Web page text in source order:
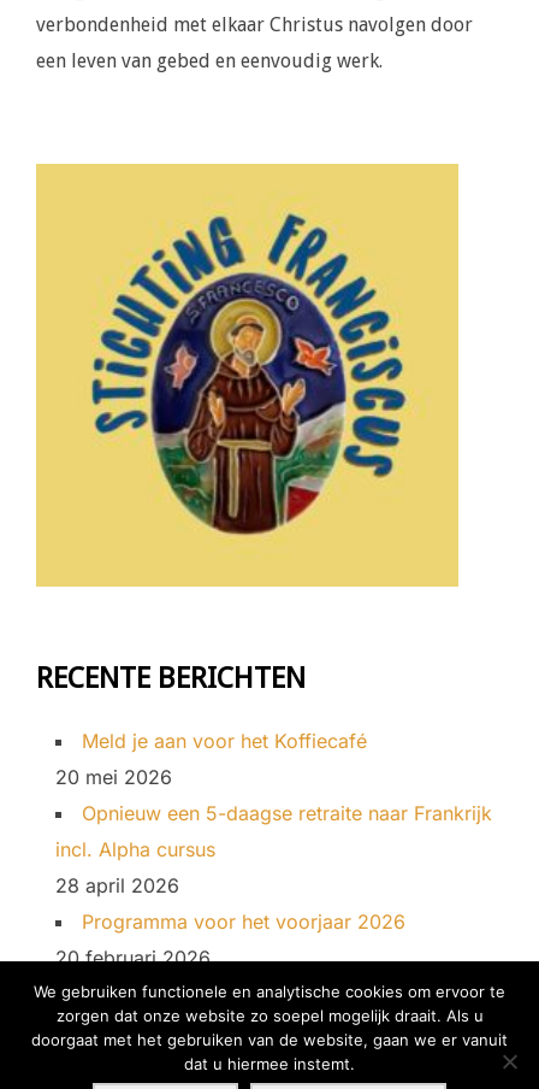
verbondenheid met elkaar Christus navolgen door
een leven van gebed en eenvoudig werk.
RECENTE BERICHTEN
Meld je aan voor het Koffiecafé
20 mei 2026
Opnieuw een 5-daagse retraite naar Frankrijk
incl. Alpha cursus
28 april 2026
Programma voor het voorjaar 2026
20 februari 2026
Copyright © 2026 2026 Stichting Franciscus; omzien naar
We gebruiken functionele en analytische cookies om ervoor te
zorgen dat onze website zo soepel mogelijk draait. Als u
doorgaat met het gebruiken van de website, gaan we er vanuit
dat u hiermee instemt.